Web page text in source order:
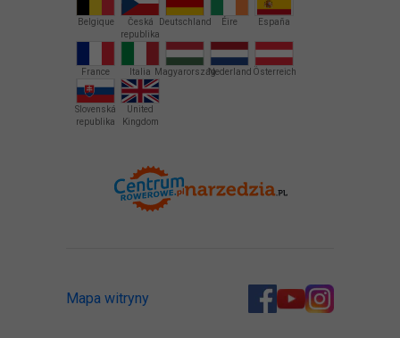
Belgique
Česká
republika
Deutschland Éire España
France Italia MagyarországNederland Österreich
Slovenská
republika
United
Kingdom
Mapa witryny